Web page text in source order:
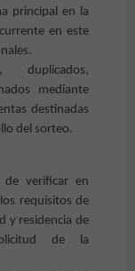
principal en la
en este
duplicados,
mediante
destinadas
del sorteo.
de verificar en
requisitos de
y residencia de
de la